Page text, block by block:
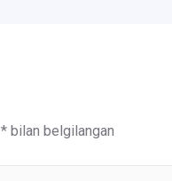
*bilan belgilangan